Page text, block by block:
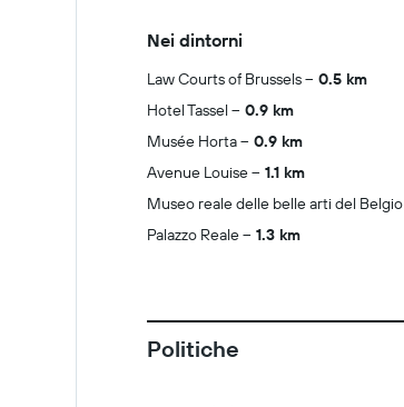
Nei dintorni
Law Courts of Brussels
0.5 km
Hotel Tassel
0.9 km
Musée Horta
0.9 km
Avenue Louise
1.1 km
Museo reale delle belle arti del Belgio
Palazzo Reale
1.3 km
Politiche